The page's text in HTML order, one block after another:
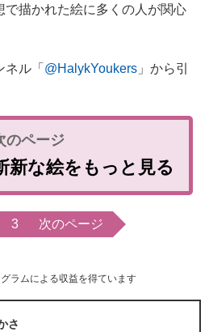
で描かれた絵に多くの人が関心
ル「 @HalykYoukers 」から引
新な絵をもっと見る
3 次のページ
ラムによる収益を得ています
さ